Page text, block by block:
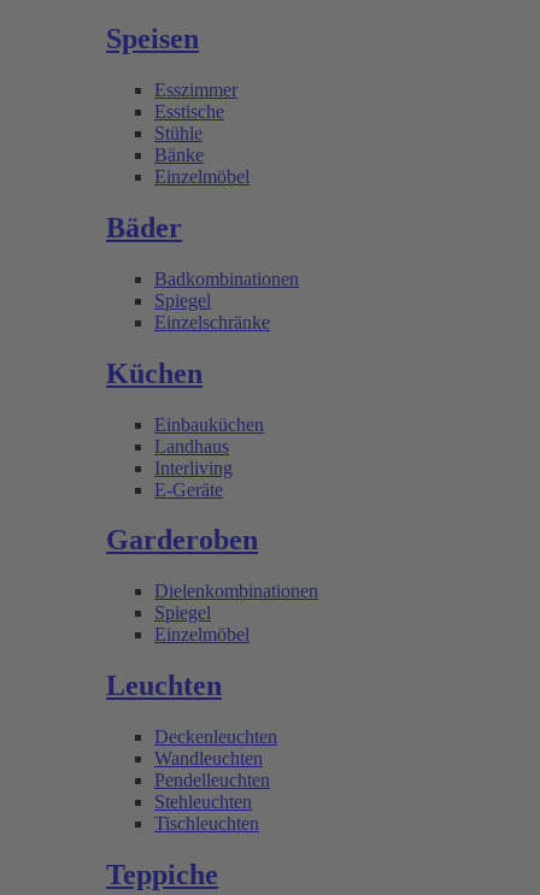
Speisen
Esszimmer
Esstische
Stühle
Bänke
Einzelmöbel
Bäder
Badkombinationen
Spiegel
Einzelschränke
Küchen
Einbauküchen
Landhaus
Interliving
E-Geräte
Garderoben
Dielenkombinationen
Spiegel
Einzelmöbel
Leuchten
Deckenleuchten
Wandleuchten
Pendelleuchten
Stehleuchten
Tischleuchten
Teppiche